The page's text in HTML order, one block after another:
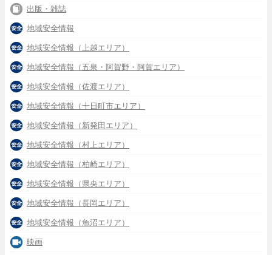
出版・雑誌
地域安全情報
地域安全情報（上越エリア）
地域安全情報（五泉・阿賀野・阿賀エリア）
地域安全情報（佐渡エリア）
地域安全情報（十日町市エリア）
地域安全情報（新発田エリア）
地域安全情報（村上エリア）
地域安全情報（柏崎エリア）
地域安全情報（県央エリア）
地域安全情報（長岡エリア）
地域安全情報（魚沼エリア）
映画